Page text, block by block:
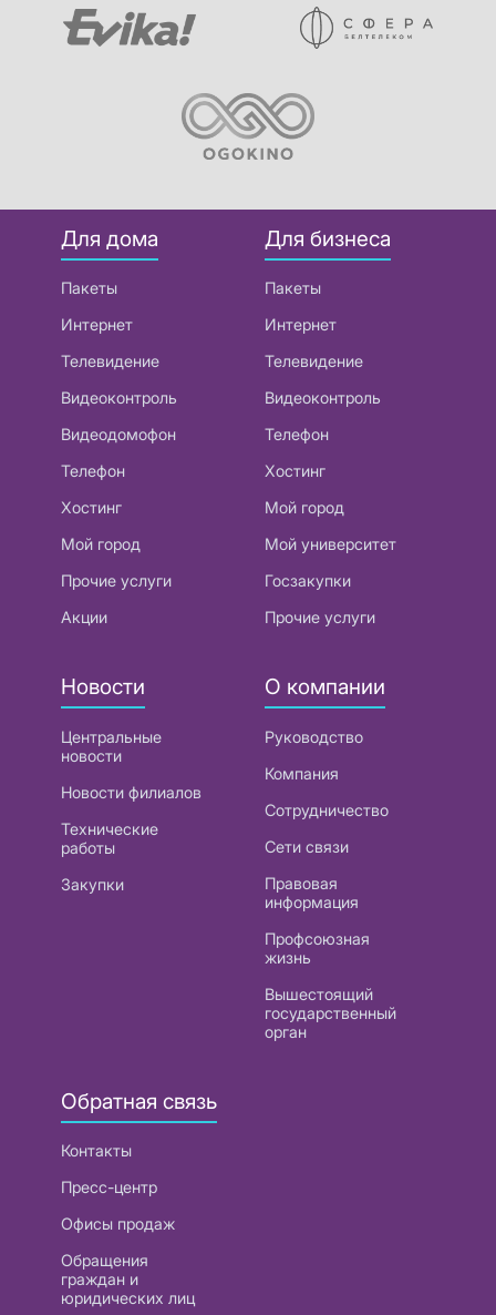
Для дома
Пакеты
Интернет
Телевидение
Видеоконтроль
Видеодомофон
Телефон
Хостинг
Мой город
Прочие услуги
Акции
Для бизнеса
Пакеты
Интернет
Телевидение
Видеоконтроль
Телефон
Хостинг
Мой город
Мой университет
Госзакупки
Прочие услуги
Новости
Центральные
новости
Новости филиалов
Технические
работы
Закупки
О компании
Руководство
Компания
Сотрудничество
Сети связи
Правовая
информация
Профсоюзная
жизнь
Вышестоящий
государственный
орган
Обратная связь
Контакты
Пресс-центр
Офисы продаж
Обращения
граждан и
юридических лиц